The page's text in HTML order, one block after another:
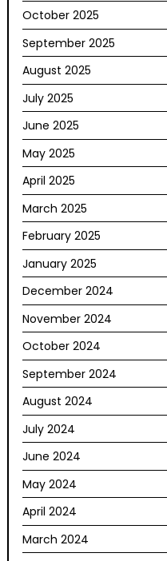
October 2025
September 2025
August 2025
July 2025
June 2025
May 2025
April 2025
March 2025
February 2025
January 2025
December 2024
November 2024
October 2024
September 2024
August 2024
July 2024
June 2024
May 2024
April 2024
March 2024